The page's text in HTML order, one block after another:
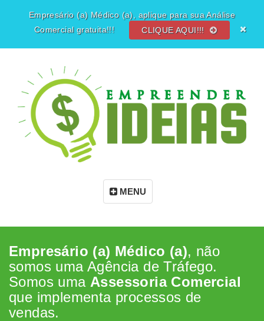
Empresário (a) Médico (a), aplique para sua Análise
Comercial gratuita!!!
CLIQUE AQUI!!!
MENU
Empresário (a) Médico (a), não
somos uma Agência de Tráfego.
Somos uma Assessoria Comercial
que implementa processos de
vendas.